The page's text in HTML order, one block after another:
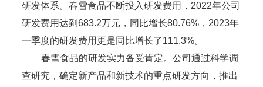
研发体系。春雪食品不断投入研发费用，2022年公司
研发费用达到683.2万元，同比增长80.76%，2023年
一季度的研发费用更是同比增长了111.3%。
春雪食品的研发实力备受肯定。公司通过科学调
查研究，确定新产品和新技术的重点研发方向，推出